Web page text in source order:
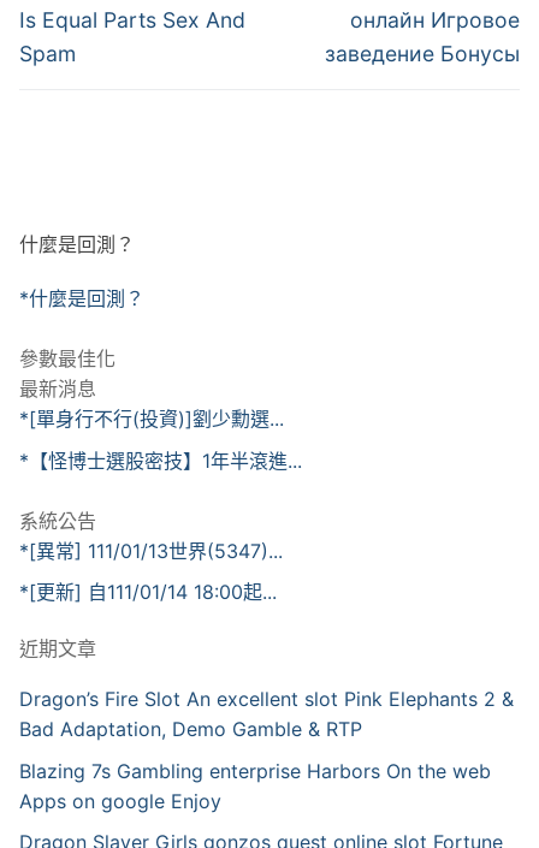
Is Equal Parts Sex And
Spam
онлайн Игровое
заведение Бонусы
什麼是回測？
*什麼是回測？
參數最佳化
最新消息
*[單身行不行(投資)]劉少勳選...
*【怪博士選股密技】1年半滾進...
系統公告
*[異常] 111/01/13世界(5347)...
*[更新] 自111/01/14 18:00起...
近期文章
Dragon’s Fire Slot An excellent slot Pink Elephants 2 &
Bad Adaptation, Demo Gamble & RTP
Blazing 7s Gambling enterprise Harbors On the web
Apps on google Enjoy
Dragon Slayer Girls gonzos quest online slot Fortune